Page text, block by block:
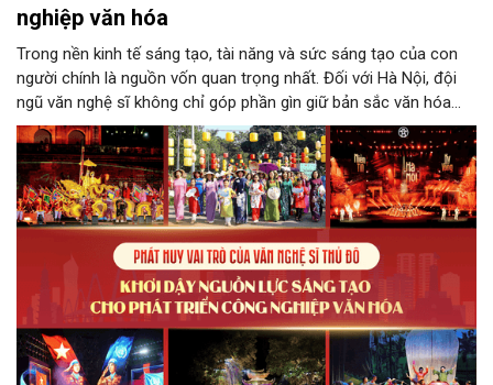
nghiệp văn hóa
Trong nền kinh tế sáng tạo, tài năng và sức sáng tạo của con
người chính là nguồn vốn quan trọng nhất. Đối với Hà Nội, đội
ngũ văn nghệ sĩ không chỉ góp phần gìn giữ bản sắc văn hóa
mà còn giữ vai trò trung tâm trong quá trình hình thành các sản
phẩm công nghiệp văn hóa có giá trị. Khơi dậy, phát huy và tạo
điều kiện để nguồn lực sáng tạo ấy phát triển sẽ là “chìa khóa”
để Hà Nội khai thác hiệu quả tiềm năng văn hóa, nâng cao năng
lực cạnh tranh và khẳng định vị thế của một trung tâm sáng tạo
trong kỷ nguyên mới.